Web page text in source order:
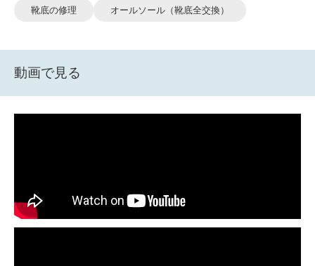
靴底の修理 オールソール（靴底全交換）
動画で見る